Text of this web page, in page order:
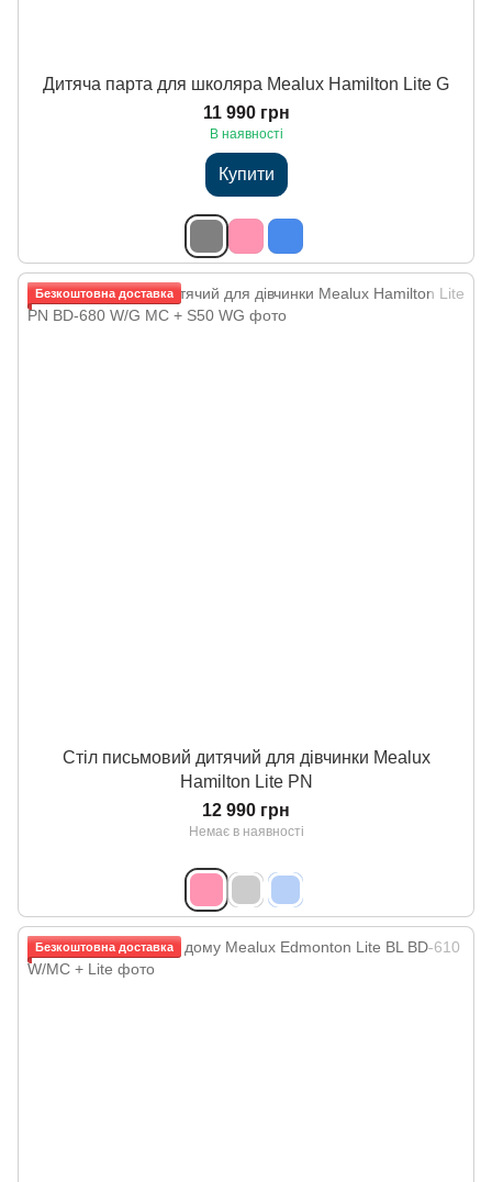
Дитяча парта для школяра Mealux Hamilton Lite G
11 990 грн
В наявності
Купити
Безкоштовна доставка
Стіл письмовий дитячий для дівчинки Mealux
Hamilton Lite PN
12 990 грн
Немає в наявності
Безкоштовна доставка